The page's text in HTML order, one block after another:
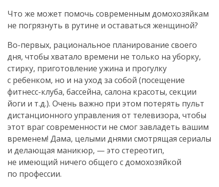
Что же может помочь современным домохозяйкам
не погрязнуть в рутине и оставаться женщиной?
Во-первых, рациональное планирование своего
дня, чтобы хватало времени не только на уборку,
стирку, приготовление ужина и прогулку
с ребенком, но и на уход за собой (посещение
фитнесс-клуба, бассейна, салона красоты, секции
йоги и т.д.). Очень важно при этом потерять пульт
дистанционного управления от телевизора, чтобы
этот враг современности не смог завладеть вашим
временем! Дама, целыми днями смотрящая сериалы
и делающая маникюр, — это стереотип,
не имеющий ничего общего с домохозяйкой
по профессии.